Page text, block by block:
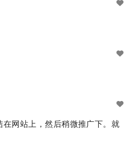
网站上，然后稍微推广下。就